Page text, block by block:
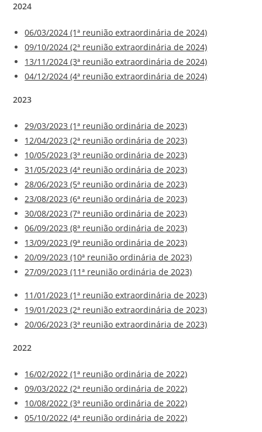
2024
06/03/2024 (1ª reunião extraordinária de 2024)
09/10/2024 (2ª reunião extraordinária de 2024)
13/11/2024 (3ª reunião extraordinária de 2024)
04/12/2024 (4ª reunião extraordinária de 2024)
2023
29/03/2023 (1ª reunião ordinária de 2023)
12/04/2023 (2ª reunião ordinária de 2023)
10/05/2023 (3ª reunião ordinária de 2023)
31/05/2023 (4ª reunião ordinária de 2023)
28/06/2023 (5ª reunião ordinária de 2023)
23/08/2023 (6ª reunião ordinária de 2023)
30/08/2023 (7ª reunião ordinária de 2023)
06/09/2023 (8ª reunião ordinária de 2023)
13/09/2023 (9ª reunião ordinária de 2023)
20/09/2023 (10ª reunião ordinária de 2023)
27/09/2023 (11ª reunião ordinária de 2023)
11/01/2023 (1ª reunião extraordinária de 2023)
19/01/2023 (2ª reunião extraordinária de 2023)
20/06/2023 (3ª reunião extraordinária de 2023)
2022
16/02/2022 (1ª reunião ordinária de 2022)
09/03/2022 (2ª reunião ordinária de 2022)
10/08/2022 (3ª reunião ordinária de 2022)
05/10/2022 (4ª reunião ordinária de 2022)